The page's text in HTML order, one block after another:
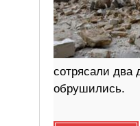
сотрясали два
обрушились.